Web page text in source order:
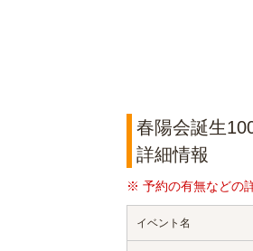
春陽会誕生
詳細情報
※ 予約の有無などの
イベント名